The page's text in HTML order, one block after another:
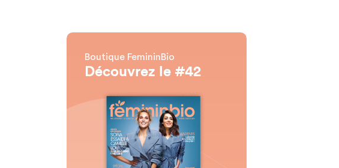
Boutique FemininBio
Découvrez le #42